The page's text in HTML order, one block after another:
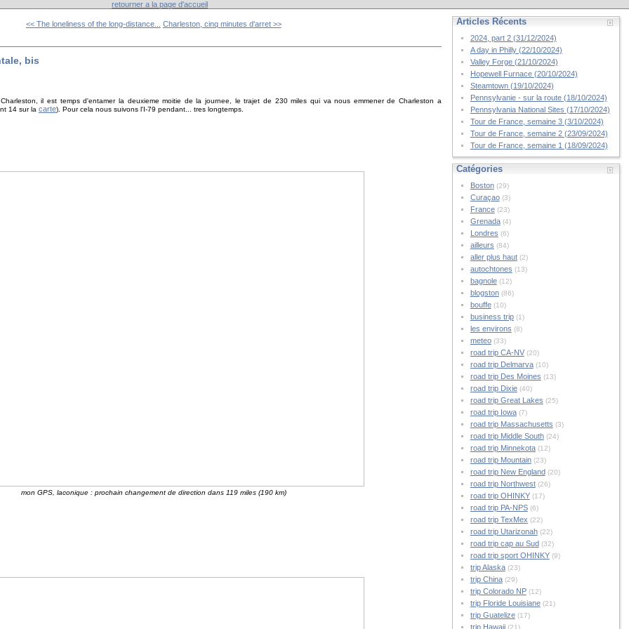
retourner a la page d'accueil
<< The loneliness of the long-distance... Charleston, cinq minutes d'arret >>
bis
il est temps d'entamer la deuxieme moitie de la journee, le trajet de 230 miles qui va nous emmener de Charleston a
14 sur la carte). Pour cela nous suivons l'I-79 pendant... tres longtemps.
mon GPS, laconique : prochain changement de direction dans 119 miles (190 km)
Articles Récents
2024, part 2 (31/12/2024)
A day in Philly (22/10/2024)
Valley Forge (21/10/2024)
Hopewell Furnace (20/10/2024)
Steamtown (19/10/2024)
Pennsylvanie - sur la route (18/10/2024)
Pennsylvania National Sites (17/10/2024)
Tour de France, semaine 3 (3/10/2024)
Tour de France, semaine 2 (23/09/2024)
Tour de France, semaine 1 (18/09/2024)
Catégories
Boston(29)
Curaçao(3)
France(23)
Grenada(4)
Londres (6)
ailleurs (84)
aller plus haut(2)
autochtones (13)
bagnole(12)
blogston(86)
bouffe(10)
business trip(1)
les environs (8)
meteo(33)
road trip CA-NV(20)
road trip Delmarva(10)
road trip Des Moines (13)
road trip Dixie(40)
road trip Great Lakes (25)
road trip Iowa(7)
road trip Massachusetts (3)
road trip Middle South(24)
road trip Minnekota(12)
road trip Mountain(23)
road trip New England (20)
road trip Northwest(26)
road trip OHINKY(17)
road trip PA-NPS(6)
road trip TexMex (22)
road trip Utarizonah(22)
road trip cap au Sud (32)
road trip sport OHINKY(9)
trip Alaska(23)
trip China(29)
trip Colorado NP(12)
trip Floride Louisiane(21)
trip Guatelize(17)
trip Hawaii(21)